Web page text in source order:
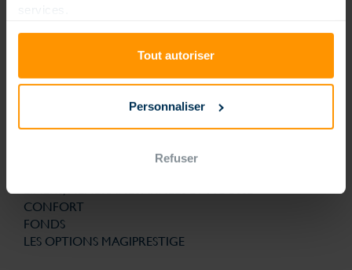
services.
Tout autoriser
Personnaliser
Refuser
d’automatisme et de gestion connectée sont la garantie de bénéficier
souci permanent de son utilisation au quotidien plus simple. Finies les
CONFORT
FONDS
LES OPTIONS MAGIPRESTIGE